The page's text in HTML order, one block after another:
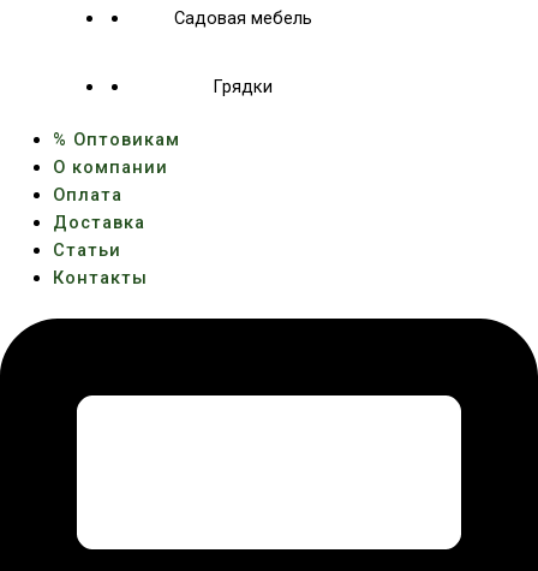
Садовая мебель
Грядки
% Оптовикам
О компании
Оплата
Доставка
Статьи
Контакты